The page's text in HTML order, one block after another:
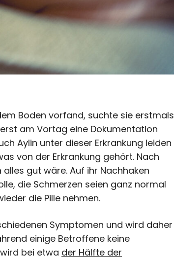
Boden vorfand, suchte sie erstmals
am Vortag eine Dokumentation
Aylin unter dieser Erkrankung leiden
von der Erkrankung gehört. Nach
gut wäre. Auf ihr Nachhaken
die Schmerzen seien ganz normal
die Pille nehmen.
Symptomen und wird daher
einige Betroffene keine
bei etwa der Hälfte der